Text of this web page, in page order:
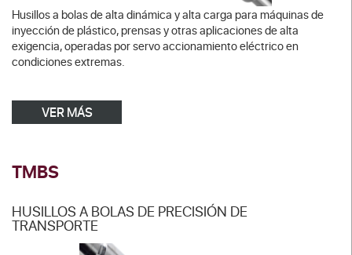
Husillos a bolas de alta dinámica y alta carga para máquinas de
inyección de plástico, prensas y otras aplicaciones de alta
exigencia, operadas por servo accionamiento eléctrico en
condiciones extremas.
VER MÁS
TMBS
HUSILLOS A BOLAS DE PRECISIÓN DE
TRANSPORTE